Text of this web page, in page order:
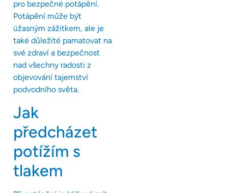
pro bezpečné potápění.
Potápění může být
úžasným zážitkem, ale je
také důležité pamatovat na
své zdraví a bezpečnost
nad všechny radosti z
objevování tajemství
podvodního světa.
Jak
předcházet
potížím s
tlakem